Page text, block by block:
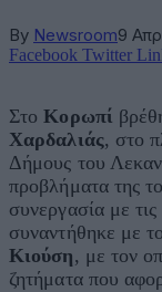
By Newsroom9
Facebook Twitter
ΣτοΚορωπί
Χαρδαλιάς, στο
Δήμους του
προβλήματα της
συνεργασία με
συναντήθηκε με
Κιούση, με τον
ζητήματα που